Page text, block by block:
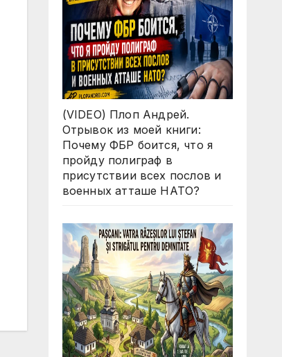
(VIDEO) Плоп Андрей.
Отрывок из моей книги:
Почему ФБР боится, что я
пройду полиграф в
присутствии всех послов и
военных атташе НАТО?